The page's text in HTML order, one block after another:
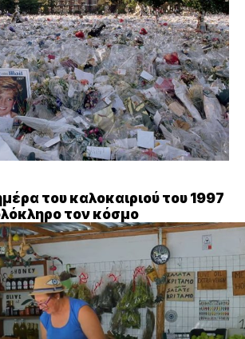
του καλοκαιριού του 1997
τον κόσμο